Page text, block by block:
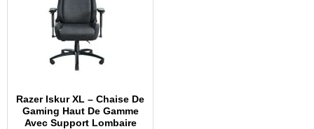
Razer Iskur XL – Chaise De
Gaming Haut De Gamme
Avec Support Lombaire